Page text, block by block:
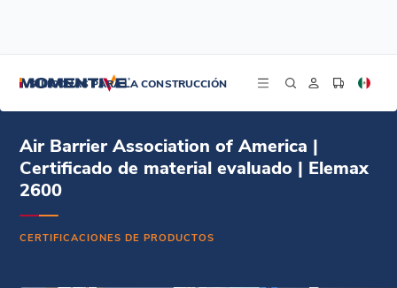
SILICONAS PARA LA CONSTRUCCIÓN
Air Barrier Association of America | Certificado de material evaluado | Elemax
2600
Air Barrier Association of America |
Certificado de material evaluado | Elemax
2600
CERTIFICACIONES DE PRODUCTOS